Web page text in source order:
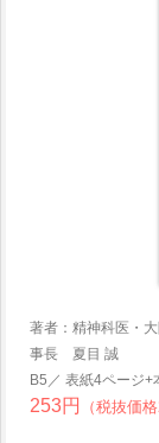
著者：精神科医・
事長 夏目 誠
B5／ 表紙4ページ+
253円 （税抜価